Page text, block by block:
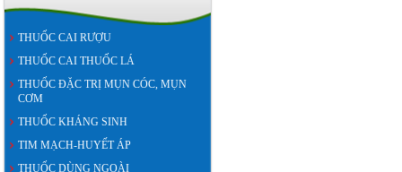
THUỐC CAI RƯỢU
THUỐC CAI THUỐC LÁ
THUỐC ĐẶC TRỊ MỤN CÓC, MỤN
CƠM
THUỐC KHÁNG SINH
TIM MẠCH-HUYẾT ÁP
THUỐC DÙNG NGOÀI